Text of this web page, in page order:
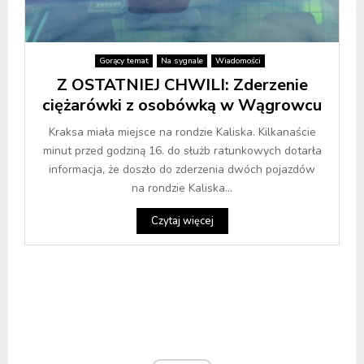
Gorący temat Na sygnale Wiadomości
Z OSTATNIEJ CHWILI: Zderzenie
ciężarówki z osobówką w Wągrowcu
Kraksa miała miejsce na rondzie Kaliska. Kilkanaście
minut przed godziną 16. do służb ratunkowych dotarła
informacja, że doszło do zderzenia dwóch pojazdów
na rondzie Kaliska...
Czytaj więcej